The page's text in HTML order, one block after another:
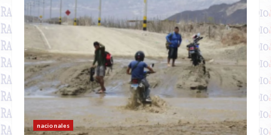
nacionales